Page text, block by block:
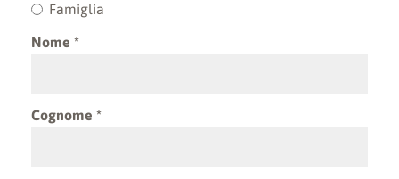
Famiglia
Nome
Cognome